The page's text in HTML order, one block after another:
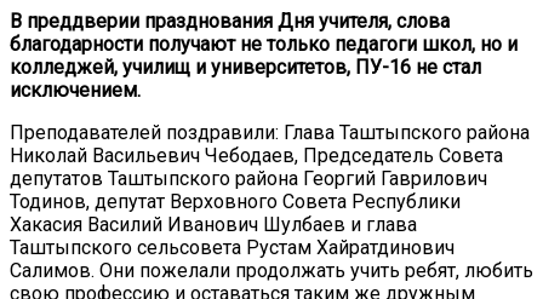
В преддверии празднования Дня учителя, слова
благодарности получают не только педагоги школ, но и
колледжей, училищ и университетов, ПУ-16 не стал
исключением.
Преподавателей поздравили: Глава Таштыпского района
Николай Васильевич Чебодаев, Председатель Совета
депутатов Таштыпского района Георгий Гаврилович
Тодинов, депутат Верховного Совета Республики
Хакасия Василий Иванович Шулбаев и глава
Таштыпского сельсовета Рустам Хайратдинович
Салимов. Они пожелали продолжать учить ребят, любить
свою профессию и оставаться таким же дружным